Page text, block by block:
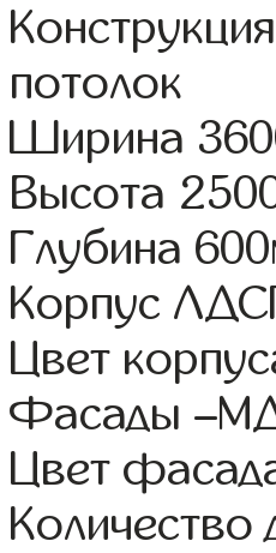
потолок
Ширина
Высота
Глубина
Корпус
Цвет
Фасады
Цвет
Количество